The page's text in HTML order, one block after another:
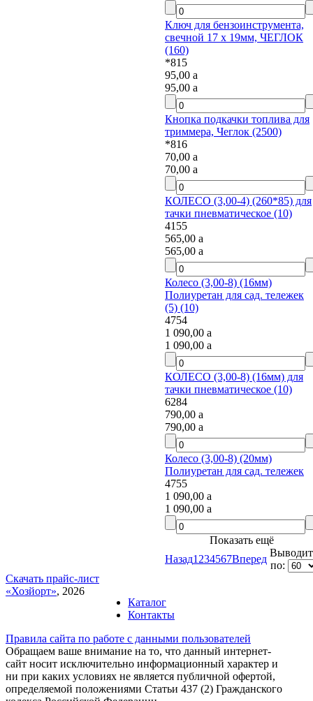
Ключ для бензоинструмента,
свечной 17 х 19мм, ЧЕГЛОК
(160)
*815
95,00a
95,00a
Кнопка подкачки топлива для
триммера, Чеглок (2500)
*816
70,00a
70,00a
КОЛЕСО (3,00-4) (260*85) для
тачки пневматическое (10)
4155
565,00a
565,00a
Колесо (3,00-8) (16мм)
Полиуретан для сад. тележек
(5) (10)
4754
1 090,00a
1 090,00a
КОЛЕСО (3,00-8) (16мм) для
тачки пневматическое (10)
6284
790,00a
790,00a
Колесо (3,00-8) (20мм)
Полиуретан для сад. тележек
4755
1 090,00a
1 090,00a
Показать ещё
Назад12 34567Вперед
Выводить
по:
Скачать прайс-лист
«Хозйорт», 2026
Каталог
Контакты
Правила сайта по работе с данными пользователей
Обращаем ваше внимание на то, что данный интернет-
сайт носит исключительно информационный характер и
ни при каких условиях не является публичной офертой,
определяемой положениями Статьи 437 (2) Гражданского